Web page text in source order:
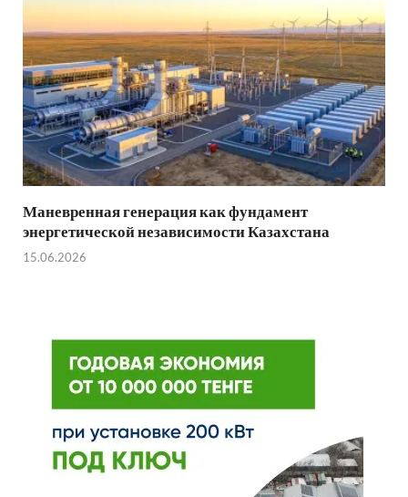
Маневренная генерация как фундамент
энергетической независимости Казахстана
15.06.2026